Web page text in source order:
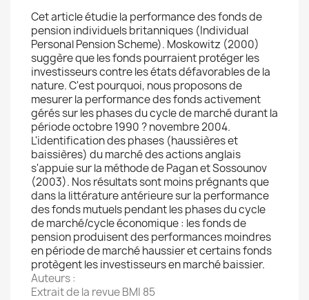
Cet article étudie la performance des fonds de
pension individuels britanniques (Individual
Personal Pension Scheme). Moskowitz (2000)
suggère que les fonds pourraient protéger les
investisseurs contre les états défavorables de la
nature. C'est pourquoi, nous proposons de
mesurer la performance des fonds activement
gérés sur les phases du cycle de marché durant la
période octobre 1990 ? novembre 2004.
L'identification des phases (haussières et
baissières) du marché des actions anglais
s'appuie sur la méthode de Pagan et Sossounov
(2003). Nos résultats sont moins prégnants que
dans la littérature antérieure sur la performance
des fonds mutuels pendant les phases du cycle
de marché/cycle économique : les fonds de
pension produisent des performances moindres
en période de marché haussier et certains fonds
protègent les investisseurs en marché baissier.
Auteurs :
Extrait de la revue BMI 85